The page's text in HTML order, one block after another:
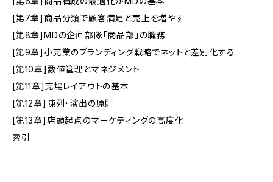
[第7章]商品分類で顧客満足と売上を増やす
[第8章]MDの企画部隊「商品部」の職務
[第9章]小売業のブランディング戦略でネットと差別化する
[第10章]数値管理とマネジメント
[第11章]売場レイアウトの基本
[第12章]陳列・演出の原則
[第13章]店頭起点のマーケティングの高度化
索引